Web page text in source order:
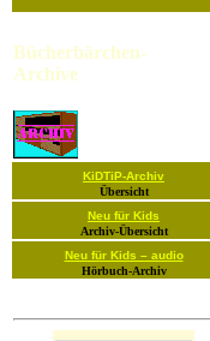
Bücherbärchen-
Archive
KiDTiP-Archiv
Übersicht
Neu für Kids
Archiv-Übersicht
Neu für Kids – audio
Hörbuch-Archiv